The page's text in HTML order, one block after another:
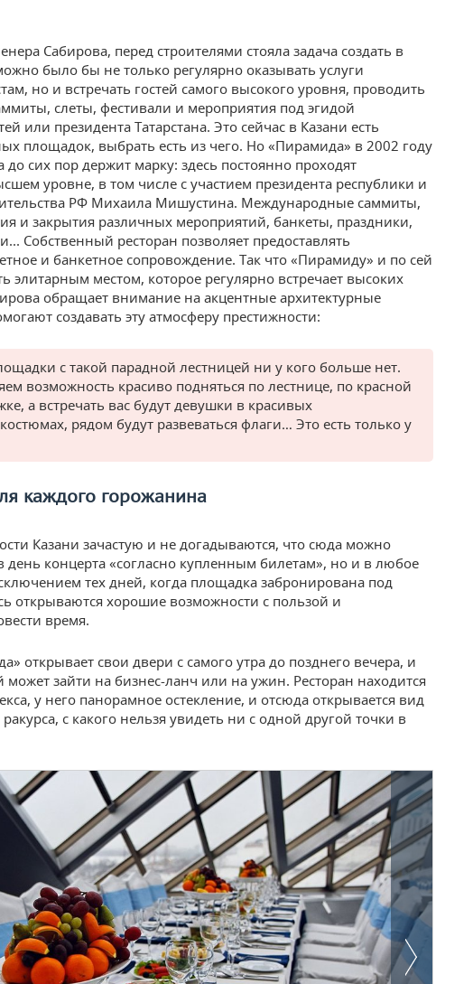
Сабирова, перед строителями стояла задача создать в
было бы не только регулярно оказывать услуги
но и встречать гостей самого высокого уровня, проводить
слеты, фестивали и мероприятия под эгидой
или президента Татарстана. Это сейчас в Казани есть
площадок, выбрать есть из чего. Но «Пирамида» в 2002 году
сих пор держит марку: здесь постоянно проходят
уровне, в том числе с участием президента республики и
РФ Михаила Мишустина. Международные саммиты,
и закрытия различных мероприятий, банкеты, праздники,
Собственный ресторан позволяет предоставлять
и банкетное сопровождение. Так что «Пирамиду» и по сей
элитарным местом, которое регулярно встречает высоких
обращает внимание на акцентные архитектурные
создавать эту атмосферу престижности:
с такой парадной лестницей ни у кого больше нет.
возможность красиво подняться по лестнице, по красной
а встречать вас будут девушки в красивых
рядом будут развеваться флаги… Это есть только у
каждого горожанина
Казани зачастую и не догадываются, что сюда можно
день концерта «согласно купленным билетам», но и в любое
тех дней, когда площадка забронирована под
открываются хорошие возможности с пользой и
время.
открывает свои двери с самого утра до позднего вечера, и
зайти на бизнес-ланч или на ужин. Ресторан находится
у него панорамное остекление, и отсюда открывается вид
с какого нельзя увидеть ни с одной другой точки в